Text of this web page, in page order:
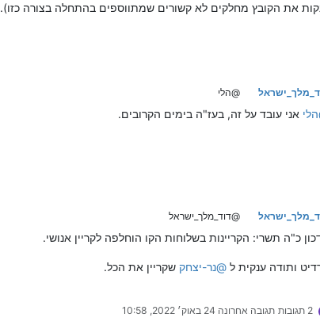
את הקובץ מחלקים לא קשורים שמתווספים בהתחלה בצורה כזו).
@הלי
הלי אני עובד על זה, בעז"ה בימים הקרובים.
@דוד_מלך_ישראל
כ"ה תשרי: הקריינות בשלוחות הקו הוחלפה לקריין אנושי.
ותודה ענקית ל @נר-יצחק שקריין את הכל.
2 תגובות תגובה אחרונה 24 באוק׳ 2022, 10:58